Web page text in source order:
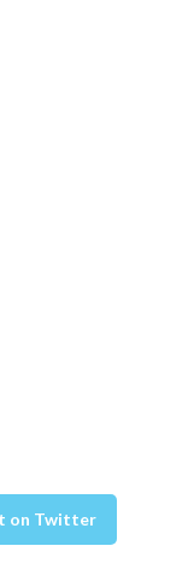
on Twitter